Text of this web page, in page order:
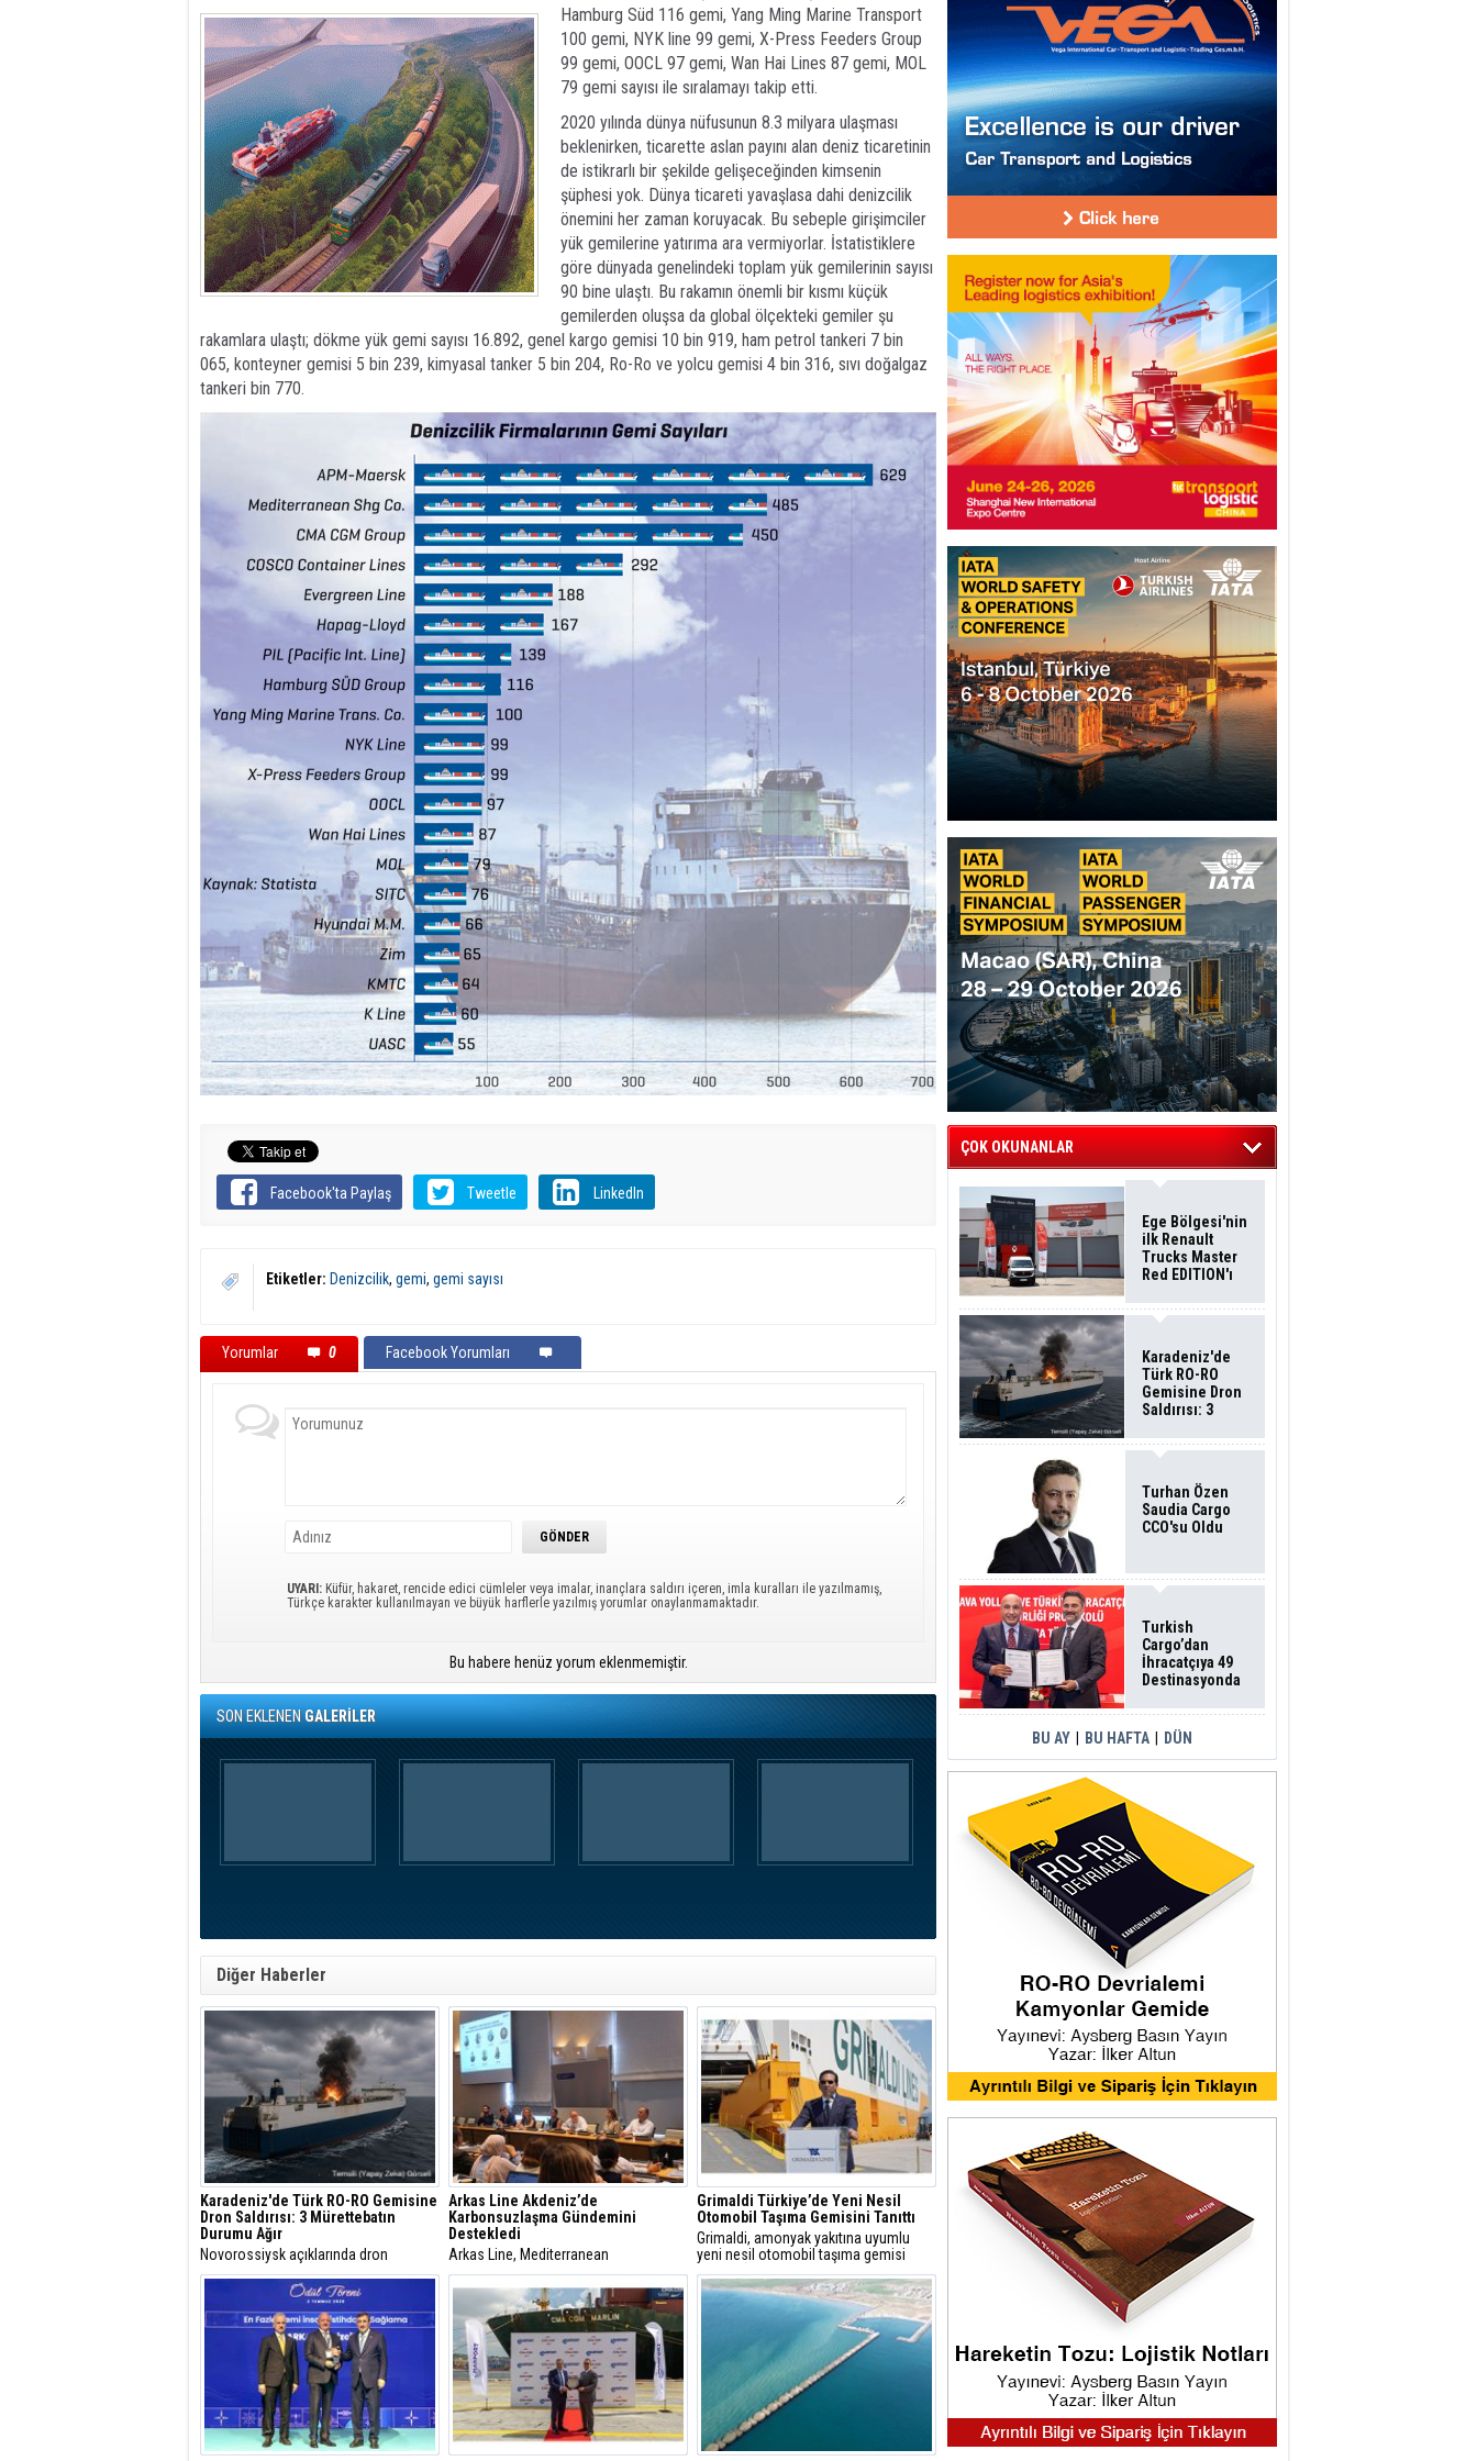
Hamburg Süd 116 gemi, Yang Ming Marine Transport
100 gemi, NYK line 99 gemi, X-Press Feeders Group
99 gemi, OOCL 97 gemi, Wan Hai Lines 87 gemi, MOL
79 gemi sayısı ile sıralamayı takip etti.
2020 yılında dünya nüfusunun 8.3 milyara ulaşması
beklenirken, ticarette aslan payını alan deniz ticaretinin
de istikrarlı bir şekilde gelişeceğinden kimsenin
şüphesi yok. Dünya ticareti yavaşlasa dahi denizcilik
önemini her zaman koruyacak. Bu sebeple girişimciler
yük gemilerine yatırıma ara vermiyorlar. İstatistiklere
göre dünyada genelindeki toplam yük gemilerinin sayısı
90 bine ulaştı. Bu rakamın önemli bir kısmı küçük
gemilerden oluşsa da global ölçekteki gemiler şu
rakamlara ulaştı; dökme yük gemi sayısı 16.892, genel kargo gemisi 10 bin 919, ham petrol tankeri 7 bin
065, konteyner gemisi 5 bin 239, kimyasal tanker 5 bin 204, Ro-Ro ve yolcu gemisi 4 bin 316, sıvı doğalgaz
tankeri bin 770.
Facebook'ta Paylaş Tweetle LinkedIn
Etiketler: Denizcilik, gemi, gemi sayısı
Yorumlar 0 Facebook Yorumları
UYARI: Küfür, hakaret, rencide edici cümleler veya imalar, inançlara saldırı içeren, imla kuralları ile yazılmamış,
Türkçe karakter kullanılmayan ve büyük harflerle yazılmış yorumlar onaylanmamaktadır.
Bu habere henüz yorum eklenmemiştir.
SON EKLENENGALERİLER
Diğer Haberler
Karadeniz'de Türk RO-RO Gemisine
Dron Saldırısı: 3 Mürettebatın
Durumu Ağır
Novorossiysk açıklarında dron
saldırısına uğrayan Türk RO-RO
gemisinde yangın çıktı. Gemide
bulunan 22 mürettebat tahliye
edilirken, ilk belirlemelere göre 3
personelin sağlık durumunun ağır
olduğu bildirildi.
Arkas Line Akdeniz’de
Karbonsuzlaşma Gündemini
Destekledi
Arkas Line, Mediterranean
Decarbonisation Meetings’te
Akdeniz’de düşük karbonlu deniz
taşımacılığı için alternatif yakıtlar,
düzenleyici altyapı ve sektörler arası iş
birliğinin önemini vurguladı.
Grimaldi Türkiye’de Yeni Nesil
Otomobil Taşıma Gemisini Tanıttı
Grimaldi, amonyak yakıtına uyumlu
yeni nesil otomobil taşıma gemisi
Grande İstanbul’u Türkiye’de tanıtarak
sürdürülebilir deniz taşımacılığı
yatırımlarını öne çıkardı.
ÇOK OKUNANLAR
Ege Bölgesi'nin
ilk Renault
Trucks Master
Red EDITION'ı
Filosuna Katıldı
Karadeniz'de
Türk RO-RO
Gemisine Dron
Saldırısı: 3
Durumu Ağır
Turhan Özen
Saudia Cargo
CCO'su Oldu
Turkish
Cargo’dan
İhracatçıya 49
Destinasyonda
BU AY BU HAFTA DÜN